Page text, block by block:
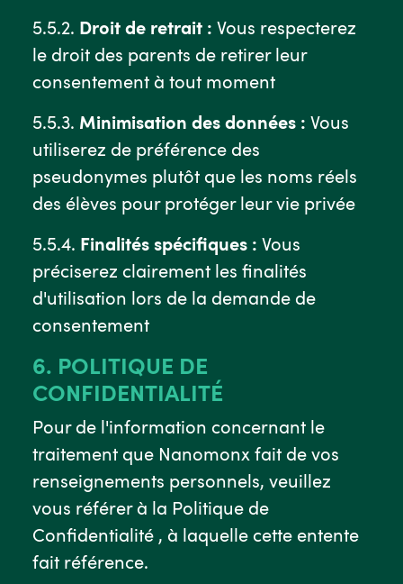
5.5.2. Droit de retrait : Vous respecterez
le droit des parents de retirer leur
consentement à tout moment
5.5.3. Minimisation des données : Vous
utiliserez de préférence des
pseudonymes plutôt que les noms réels
des élèves pour protéger leur vie privée
5.5.4. Finalités spécifiques : Vous
préciserez clairement les finalités
d'utilisation lors de la demande de
consentement
6. POLITIQUE DE
CONFIDENTIALITÉ
Pour de l'information concernant le
traitement que Nanomonx fait de vos
renseignements personnels, veuillez
vous référer à la Politique de
Confidentialité , à laquelle cette entente
fait référence.